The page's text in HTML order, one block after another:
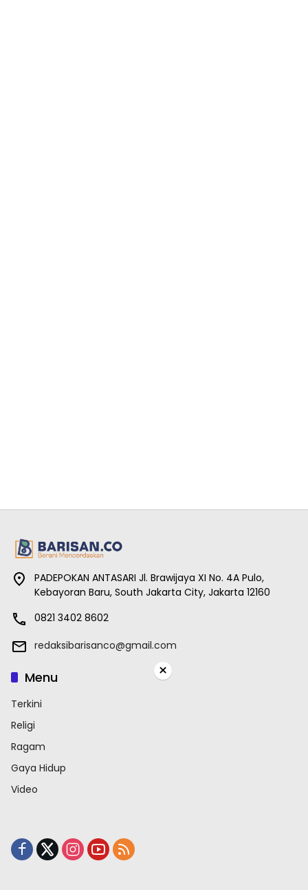
PADEPOKAN ANTASARI Jl. Brawijaya XI No. 4A Pulo,
Kebayoran Baru, South Jakarta City, Jakarta 12160
0821 3402 8602
redaksibarisanco@gmail.com
Menu
Terkini
Religi
Ragam
Gaya Hidup
Video
×